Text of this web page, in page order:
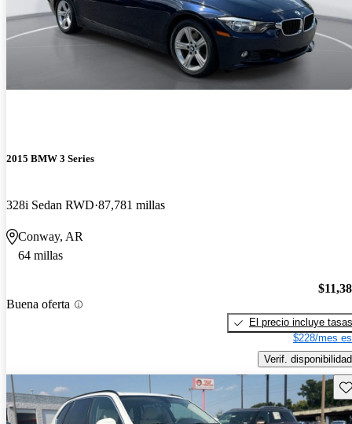
2015 BMW 3 Series
328i Sedan RWD 87,781 millas
Conway, AR
64 millas
Buena oferta
El precio incluye tasas
$228/mes
Verif. disponibilidad